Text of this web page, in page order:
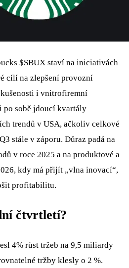
$SBUX staví na iniciativách
cílí na zlepšení provozní
i vnitrofiremní
sobě jdoucí kvartály
trendů v USA, ačkoliv celkové
stále v záporu. Důraz padá na
v roce 2025 a na produktové a
kdy má přijít „vlna inovací“,
profitabilitu.
čtvrtletí?
4% růst tržeb na 9,5 miliardy
tržby klesly o 2 %.